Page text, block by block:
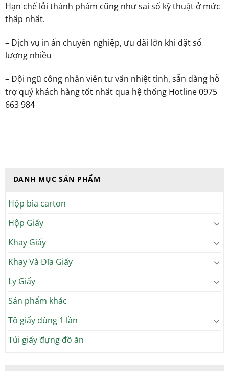
Hạn chế lỗi thành phẩm cũng như sai số kỹ thuật ở mức
thấp nhất.
– Dịch vụ in ấn chuyên nghiệp, ưu đãi lớn khi đặt số
lượng nhiều
– Đội ngũ công nhân viên tư vấn nhiệt tình, sẵn dàng hỗ
trợ quý khách hàng tốt nhất qua hệ thống Hotline 0975
663 984
DANH MỤC SẢN PHẨM
Hộp bìa carton
Hộp Giấy
Khay Giấy
Khay Và Đĩa Giấy
Ly Giấy
Sản phẩm khác
Tô giấy dùng 1 lần
Túi giấy đựng đồ ăn